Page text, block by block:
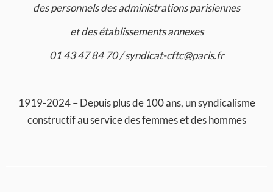
des personnels des administrations parisiennes
et des établissements annexes
01 43 47 84 70 / syndicat-cftc@paris.fr
1919-2024 – Depuis plus de 100 ans, un syndicalisme
constructif au service des femmes et des hommes